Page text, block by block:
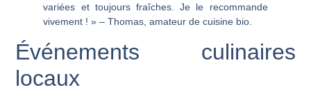
variées et toujours fraîches. Je le recommande
vivement ! » – Thomas, amateur de cuisine bio.
Événements culinaires
locaux